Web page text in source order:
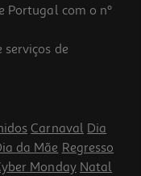
ef 488l No Frost Com
Portugal com o nº
de
Carnaval Dia
da Mãe Regresso
Monday Natal